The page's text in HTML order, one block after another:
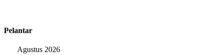
Pelantar
Agustus 2026